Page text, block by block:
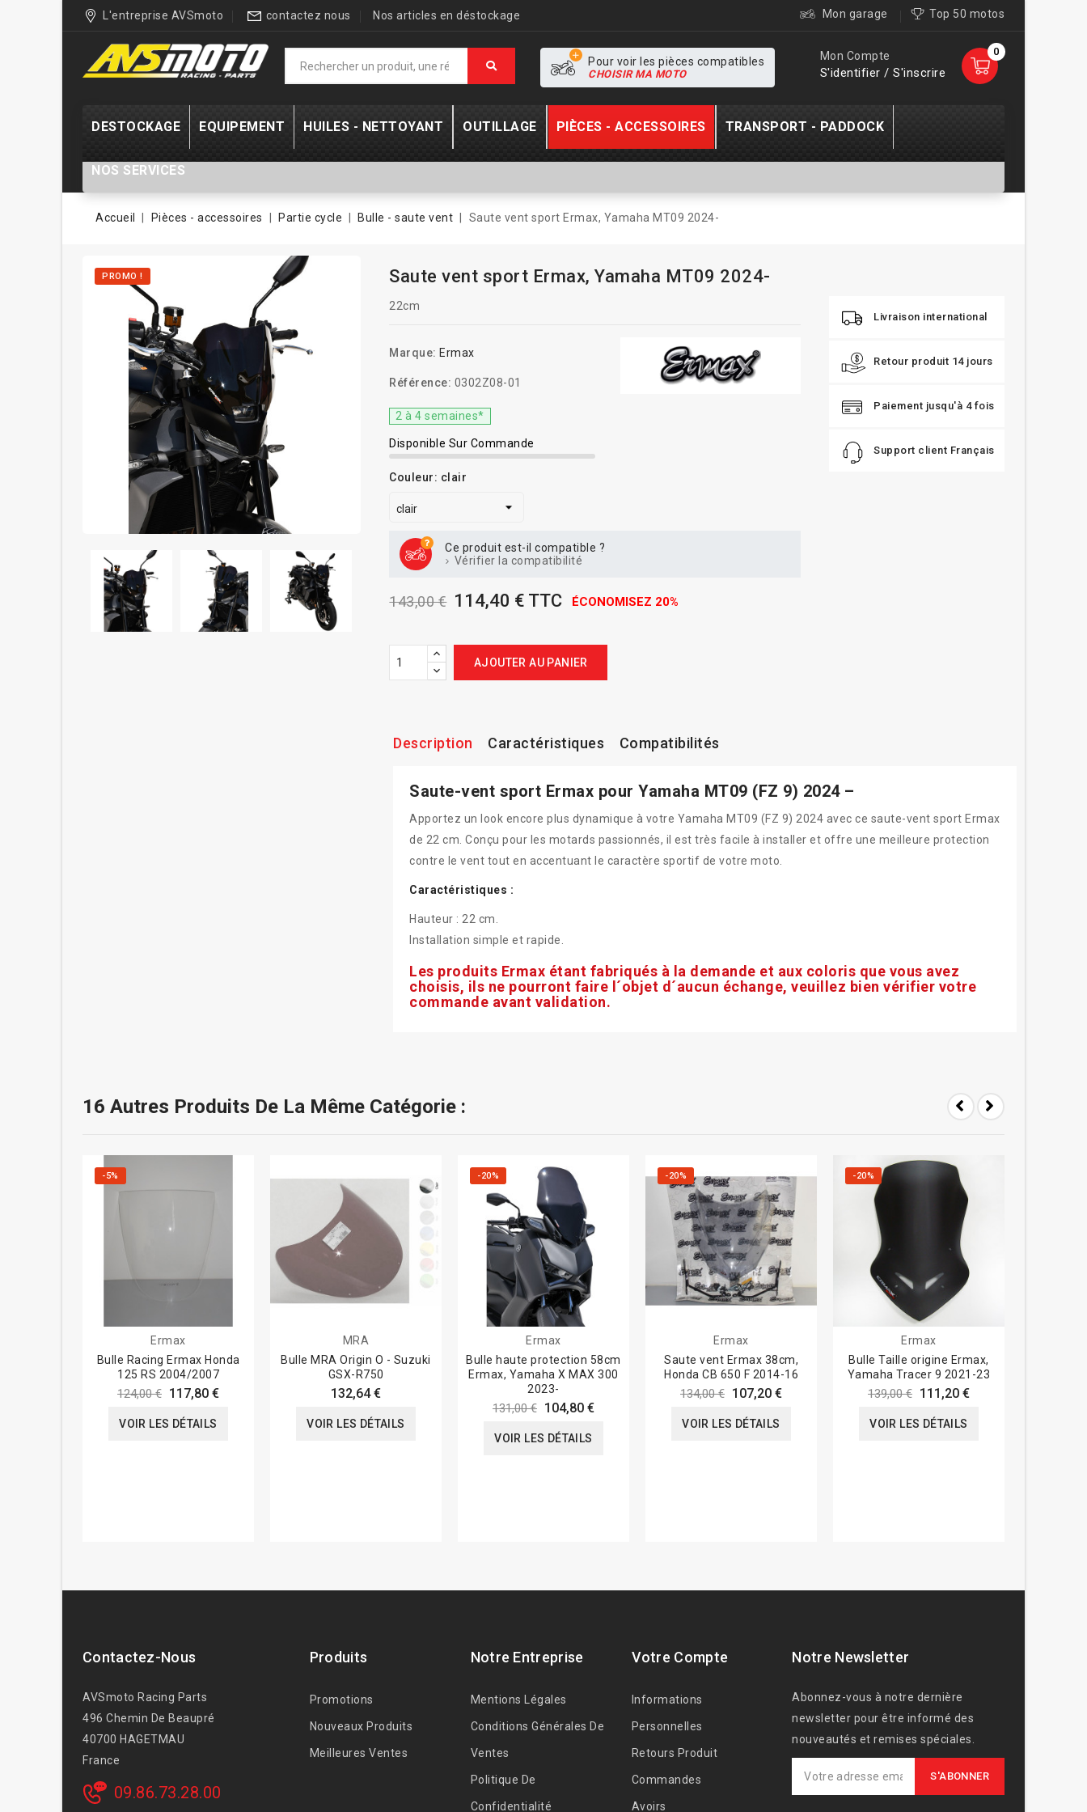
L'entreprise AVSmoto contactez nous Nos articles en déstockage Mon garage Top 50 motos
0
Mon Compte
S'identifier / S'inscrire
Pour voir les pièces compatibles
CHOISIR MA MOTO
DESTOCKAGE EQUIPEMENT HUILES - NETTOYANT OUTILLAGE PIÈCES - ACCESSOIRES TRANSPORT - PADDOCK
NOS SERVICES
Accueil Pièces - accessoires Partie cycle Bulle - saute vent Saute vent sport Ermax, Yamaha MT09 2024-
PROMO ! Saute vent sport Ermax, Yamaha MT09 2024-
22cm
Marque: Ermax
Référence: 0302Z08-01
2 à 4 semaines*
Disponible Sur Commande
Couleur: clair
Ce produit est-il compatible ?
Vérifier la compatibilité
143,00 € 114,40 € TTC ÉCONOMISEZ 20%
AJOUTER AU PANIER
Livraison international
Retour produit 14 jours
Paiement jusqu'à 4 fois
Support client Français
Description Caractéristiques Compatibilités
Saute-vent sport Ermax pour Yamaha MT09 (FZ 9) 2024 –
Apportez un look encore plus dynamique à votre Yamaha MT09 (FZ 9) 2024 avec ce saute-vent sport Ermax
de 22 cm. Conçu pour les motards passionnés, il est très facile à installer et offre une meilleure protection
contre le vent tout en accentuant le caractère sportif de votre moto.
Caractéristiques :
Hauteur : 22 cm.
Installation simple et rapide.
Les produits Ermax étant fabriqués à la demande et aux coloris que vous avez
choisis, ils ne pourront faire l´objet d´aucun échange, veuillez bien vérifier votre
commande avant validation.
16 Autres Produits De La Même Catégorie :
-5%
Ermax
Bulle Racing Ermax Honda
125 RS 2004/2007
124,00 € 117,80 €
VOIR LES DÉTAILS
MRA
Bulle MRA Origin O - Suzuki
GSX-R750
132,64 €
VOIR LES DÉTAILS
-20%
Ermax
Bulle haute protection 58cm
Ermax, Yamaha X MAX 300
2023-
131,00 € 104,80 €
VOIR LES DÉTAILS
-20%
Ermax
Saute vent Ermax 38cm,
Honda CB 650 F 2014-16
134,00 € 107,20 €
VOIR LES DÉTAILS
-20%
Ermax
Bulle Taille origine Ermax,
Yamaha Tracer 9 2021-23
139,00 € 111,20 €
VOIR LES DÉTAILS
Contactez-Nous
AVSmoto Racing Parts
496 Chemin De Beaupré
40700 HAGETMAU
France
09.86.73.28.00
Produits
Promotions
Nouveaux Produits
Meilleures Ventes
Notre Entreprise
Mentions Légales
Conditions Générales De
Ventes
Politique De
Confidentialité
Votre Compte
Informations
Personnelles
Retours Produit
Commandes
Avoirs
Notre Newsletter
Abonnez-vous à notre dernière
newsletter pour être informé des
nouveautés et remises spéciales.